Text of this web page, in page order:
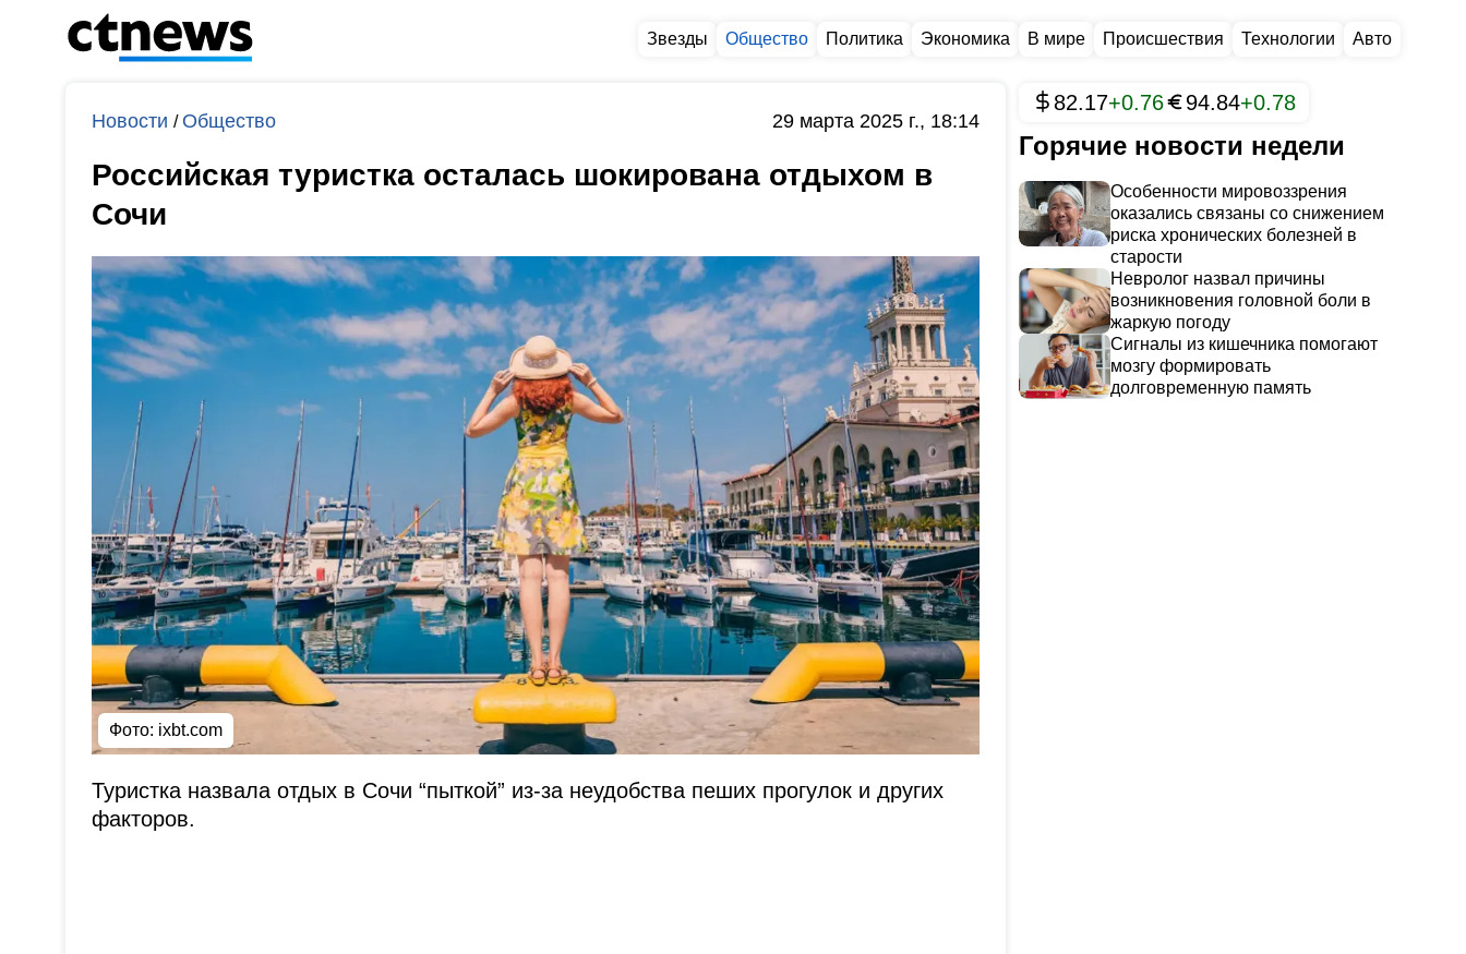
Звезды Общество Политика Экономика В мире Происшествия Технологии Авто
Новости /Общество 29 марта 2025 г., 18:14
Российская туристка осталась шокирована отдыхом в
Сочи
Фото: ixbt.com
Туристка назвала отдых в Сочи “пыткой” из-за неудобства пеших прогулок и других
факторов.
82.17+0.76 94.84+0.78
Горячие новости недели
Особенности мировоззрения
оказались связаны со снижением
риска хронических болезней в
старости
Невролог назвал причины
возникновения головной боли в
жаркую погоду
Сигналы из кишечника помогают
мозгу формировать
долговременную память